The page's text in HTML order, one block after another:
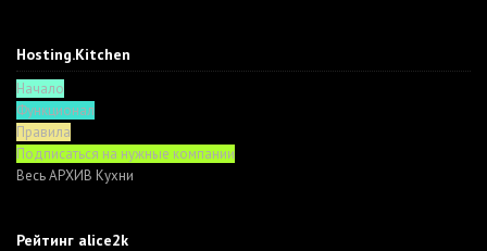
Hosting.Kitchen
Начало
Функционал
Правила
Подписаться на нужные компании
Весь АРХИВ Кухни
Рейтинг alice2k